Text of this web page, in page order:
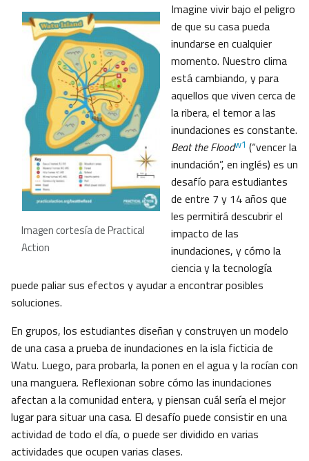
Imagen cortesía de Practical
Action
Imagine vivir bajo el peligro
de que su casa pueda
inundarse en cualquier
momento. Nuestro clima
está cambiando, y para
aquellos que viven cerca de
la ribera, el temor a las
inundaciones es constante.
Beat the Floodw1 (“vencer la
inundación”, en inglés) es un
desafío para estudiantes
de entre 7 y 14 años que
les permitirá descubrir el
impacto de las
inundaciones, y cómo la
ciencia y la tecnología
puede paliar sus efectos y ayudar a encontrar posibles
soluciones.
En grupos, los estudiantes diseñan y construyen un modelo
de una casa a prueba de inundaciones en la isla ficticia de
Watu. Luego, para probarla, la ponen en el agua y la rocían con
una manguera. Reflexionan sobre cómo las inundaciones
afectan a la comunidad entera, y piensan cuál sería el mejor
lugar para situar una casa. El desafío puede consistir en una
actividad de todo el día, o puede ser dividido en varias
actividades que ocupen varias clases.